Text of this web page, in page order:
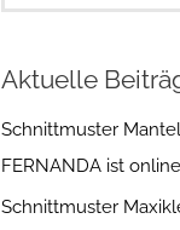
Aktuelle
Schnittmuster Mantel
FERNANDA ist
Schnittmuster